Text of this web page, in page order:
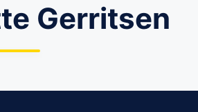
Gerritsen